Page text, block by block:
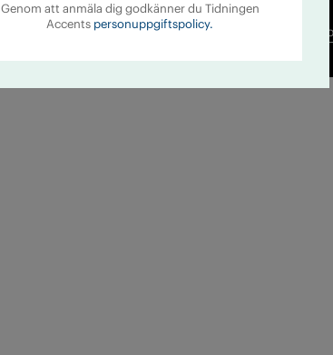
Genom att anmäla dig godkänner du Tidningen
Accents personuppgiftspolicy.